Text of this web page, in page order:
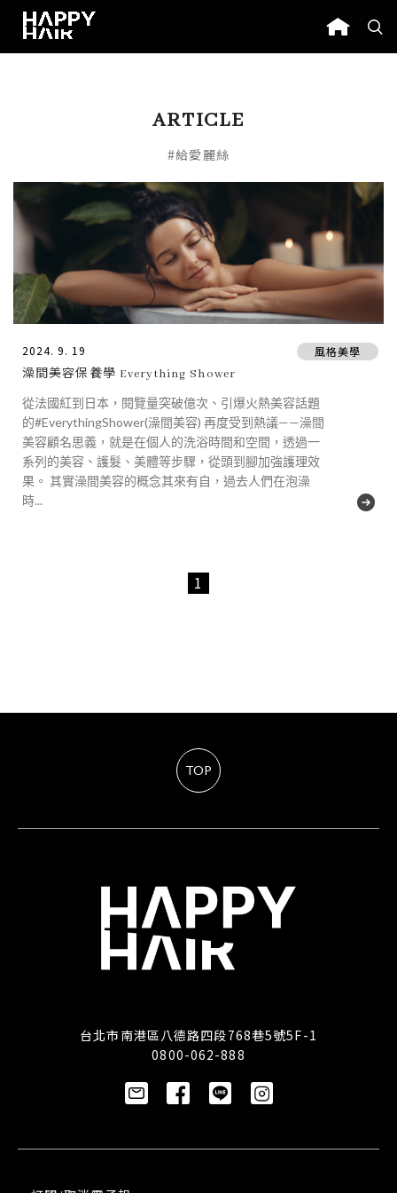
ARTICLE
#給愛麗絲
2024. 9. 19
澡間美容保養學 Everything Shower
風格美學
從法國紅到日本，閱覽量突破億次、引爆火熱美容話題
的#EverythingShower(澡間美容) 再度受到熱議——澡間
美容顧名思義，就是在個人的洗浴時間和空間，透過一
系列的美容、護髮、美體等步驟，從頭到腳加強護理效
果。 其實澡間美容的概念其來有自，過去人們在泡澡
時...
1
TOP
台北市南港區八德路四段768巷5號5F-1
0800-062-888